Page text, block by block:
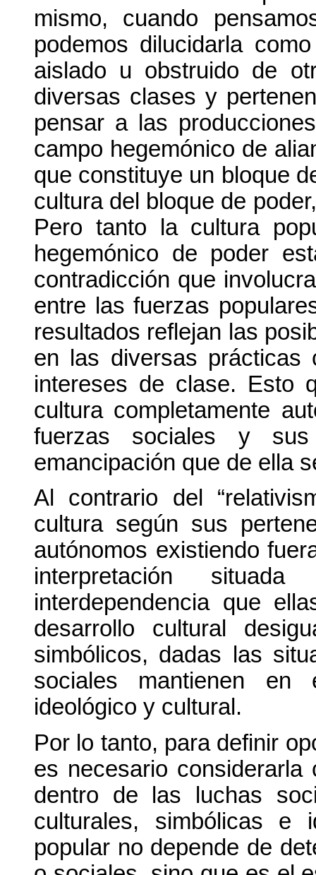
mismo, cuando
podemos dilucidarla
aislado u obstruido de
diversas clases y
pensar a las
campo hegemónico de
que constituye un bloque
cultura del bloque de
Pero tanto la cultura
hegemónico de poder
contradicción que
entre las fuerzas
resultados reflejan las
en las diversas prácticas
intereses de clase. Esto
cultura completamente
fuerzas sociales y
emancipación que de ella
Al contrario del
cultura según sus
autónomos existiendo
interpretación
interdependencia que
desarrollo cultural
simbólicos, dadas las
sociales mantienen en
ideológico y cultural.
Por lo tanto, para definir
es necesario
dentro de las luchas
culturales, simbólicas e
popular no depende de